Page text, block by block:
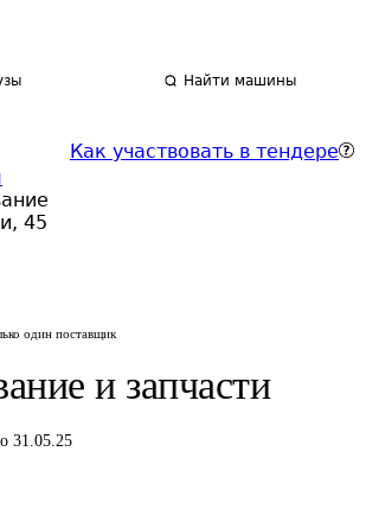
Найти машины
45
Как участвовать в тендере
один поставщик
и запчасти
31.05.25